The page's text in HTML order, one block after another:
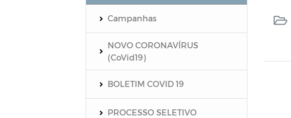
Campanhas
NOVO CORONAVÍRUS
(CoVid19)
BOLETIM COVID 19
PROCESSO SELETIVO